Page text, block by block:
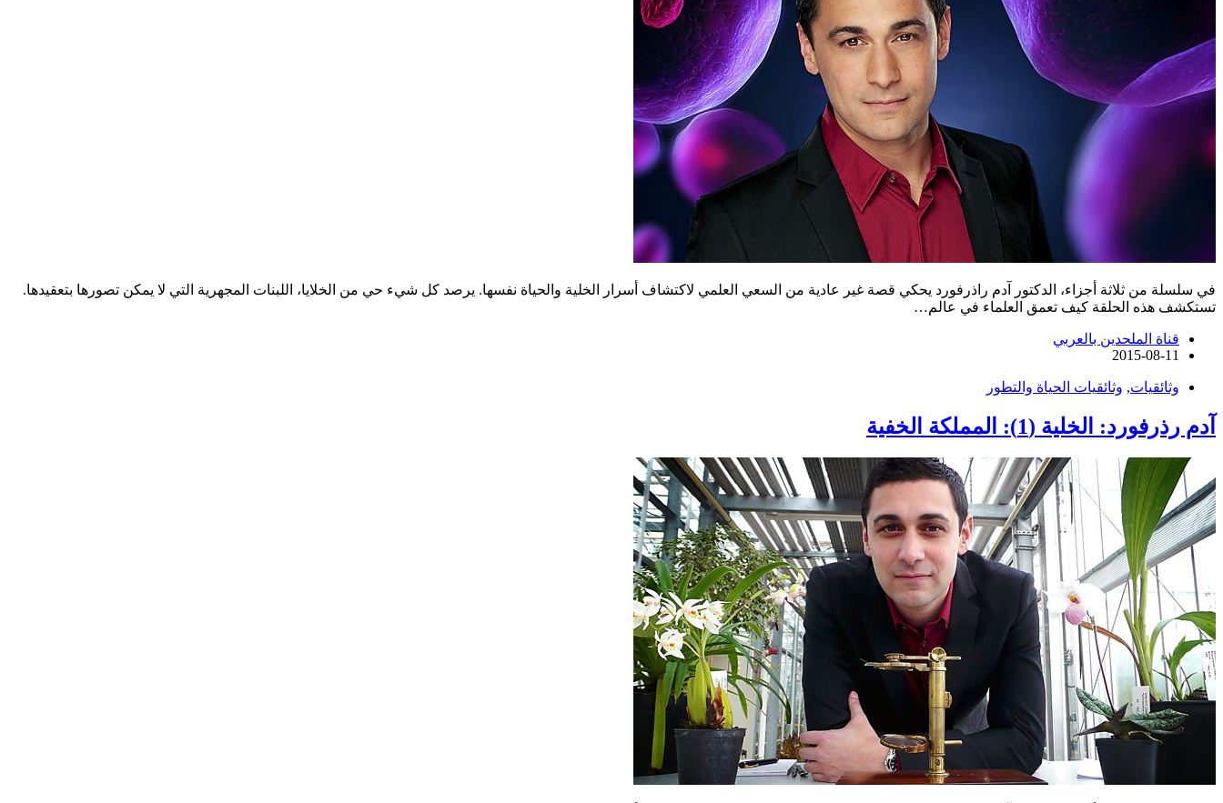
في سلسلة من ثلاثة أجزاء، الدكتور آدم راذرفورد يحكي قصة غير عادية من السعي العلمي لاكتشاف أسرار الخلية والحياة نفسها. يرصد كل شيء حي من الخلايا، اللبنات المجهرية التي لا يمكن تصورها بتعقيدها.
تستكشف هذه الحلقة كيف تعمق العلماء في عالم…
قناة الملحدين بالعربي
2015-08-11
وثائقيات, وثائقيات الحياة والتطور
آدم رذرفورد: الخلية (1): المملكة الخفية